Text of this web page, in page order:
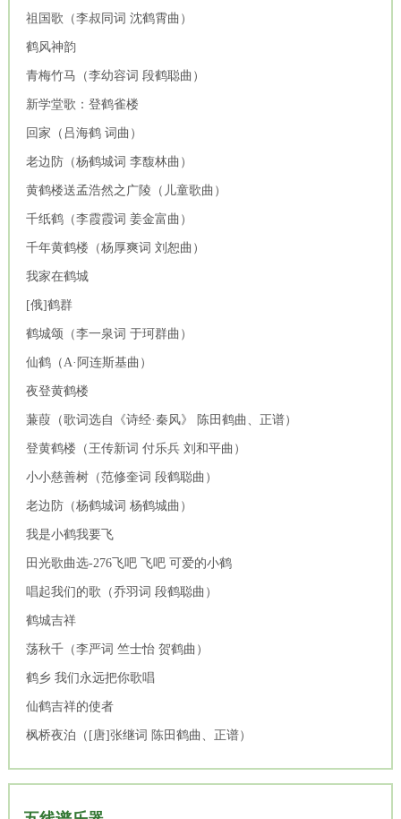
祖国歌（李叔同词 沈鹤霄曲）
鹤风神韵
青梅竹马（李幼容词 段鹤聪曲）
新学堂歌：登鹤雀楼
回家（吕海鹤 词曲）
老边防（杨鹤城词 李馥林曲）
黄鹤楼送孟浩然之广陵（儿童歌曲）
千纸鹤（李霞霞词 姜金富曲）
千年黄鹤楼（杨厚爽词 刘恕曲）
我家在鹤城
[俄]鹤群
鹤城颂（李一泉词 于珂群曲）
仙鹤（A·阿连斯基曲）
夜登黄鹤楼
蒹葭（歌词选自《诗经·秦风》 陈田鹤曲、正谱）
登黄鹤楼（王传新词 付乐兵 刘和平曲）
小小慈善树（范修奎词 段鹤聪曲）
老边防（杨鹤城词 杨鹤城曲）
我是小鹤我要飞
田光歌曲选-276飞吧 飞吧 可爱的小鹤
唱起我们的歌（乔羽词 段鹤聪曲）
鹤城吉祥
荡秋千（李严词 竺士怡 贺鹤曲）
鹤乡 我们永远把你歌唱
仙鹤吉祥的使者
枫桥夜泊（[唐]张继词 陈田鹤曲、正谱）